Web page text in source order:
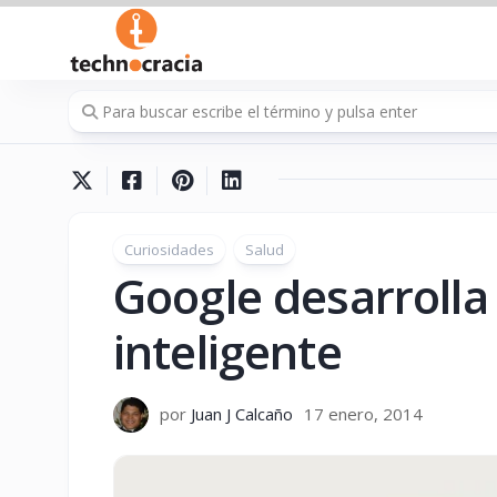
Saltar
contenido
Curiosidades Salud
Google
inteligente
por Juan J Calcaño 17 enero, 2014